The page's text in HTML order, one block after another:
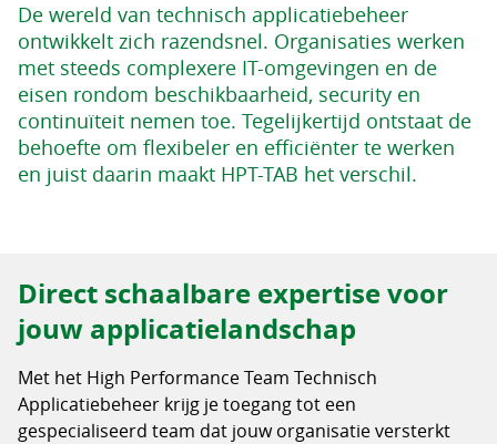
De wereld van technisch applicatiebeheer
ontwikkelt zich razendsnel. Organisaties werken
met steeds complexere IT-omgevingen en de
eisen rondom beschikbaarheid, security en
continuïteit nemen toe. Tegelijkertijd ontstaat de
behoefte om flexibeler en efficiënter te werken
en juist daarin maakt HPT-TAB het verschil.
Direct schaalbare expertise voor
jouw applicatielandschap
Met het High Performance Team Technisch
Applicatiebeheer krijg je toegang tot een
gespecialiseerd team dat jouw organisatie versterkt